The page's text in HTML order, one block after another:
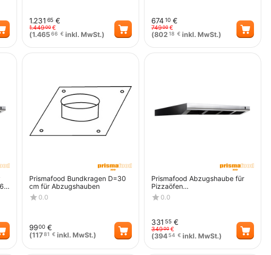
1.231 65 €
1.44900€
(1.46566 € inkl. MwSt.)
674 10 €
74900€
(802 18 € inkl. MwSt.)
Prismafood Bundkragen D=30
cm für Abzugshauben
0.0
9900 €
(11781 € inkl. MwSt.)
Prismafood Abzugshaube für
Pizzaöfen
Deluxe/Special/Power/Italia/Ma
ster 4 - 44
0.0
331 55 €
34900€
(394 54 € inkl. MwSt.)